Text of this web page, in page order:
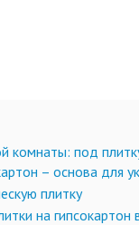
комнаты: под
– основа для
плитку
на гипсокартон